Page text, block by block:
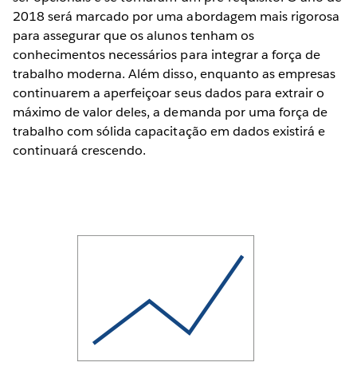
2018 será marcado por uma abordagem mais rigorosa
para assegurar que os alunos tenham os
conhecimentos necessários para integrar a força de
trabalho moderna. Além disso, enquanto as empresas
continuarem a aperfeiçoar seus dados para extrair o
máximo de valor deles, a demanda por uma força de
trabalho com sólida capacitação em dados existirá e
continuará crescendo.